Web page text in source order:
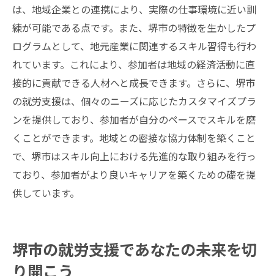
は、地域企業との連携により、実際の仕事環境に近い訓
練が可能である点です。また、堺市の特徴を生かしたプ
ログラムとして、地元産業に関連するスキル習得も行わ
れています。これにより、参加者は地域の経済活動に直
接的に貢献できる人材へと成長できます。さらに、堺市
の就労支援は、個々のニーズに応じたカスタマイズプラ
ンを提供しており、参加者が自分のペースでスキルを磨
くことができます。地域との密接な協力体制を築くこと
で、堺市はスキル向上における先進的な取り組みを行っ
ており、参加者がより良いキャリアを築くための礎を提
供しています。
堺市の就労支援であなたの未来を切
り開こう